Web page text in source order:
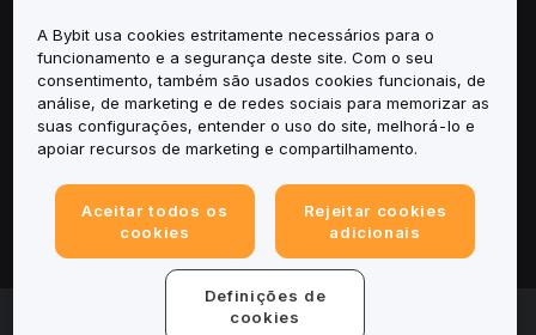
Serviços
Suporte
© 2025-2026 Bybit.eu. All rights reserved.
A Bybit usa cookies estritamente necessários para o
funcionamento e a segurança deste site. Com o seu
consentimento, também são usados cookies funcionais, de
análise, de marketing e de redes sociais para memorizar as
suas configurações, entender o uso do site, melhorá-lo e
apoiar recursos de marketing e compartilhamento.
Aceitar todos os
cookies
Rejeitar cookies
adicionais
Definições de
cookies